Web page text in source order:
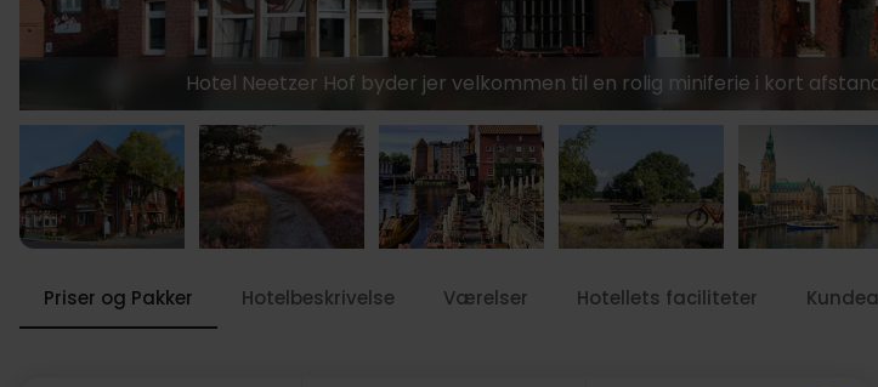
Hotel Neetzer Hof byder jer velkommen til en rolig miniferie i kort
1899,-
Priser og Pakker Hotelbeskrivelse Værelser Hotellets faciliteter